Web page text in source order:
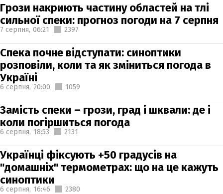
Грози накриють частину областей на тлі
сильної спеки: прогноз погоди на 7 серпня
7 серпня, 06:21 2397
Спека почне відступати: синоптики
розповіли, коли та як зміниться погода в
Україні
6 серпня, 20:00 1059
Замість спеки – грози, град і шквали: де і
коли погіршиться погода
6 серпня, 18:53 2131
Українці фіксують +50 градусів на
"домашніх" термометрах: що на це кажуть
синоптики
6 серпня, 16:46 2380